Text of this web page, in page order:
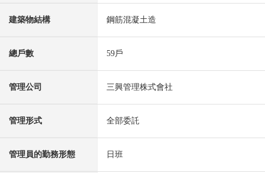
建築物結構 鋼筋混凝土造
總戶數 59戶
管理公司 三興管理株式會社
管理形式 全部委託
管理員的勤務形態 日班